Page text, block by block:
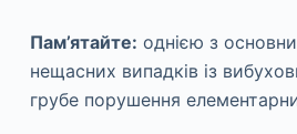
Пам’ятайте: однією з
нещасних випадків із
грубе порушення